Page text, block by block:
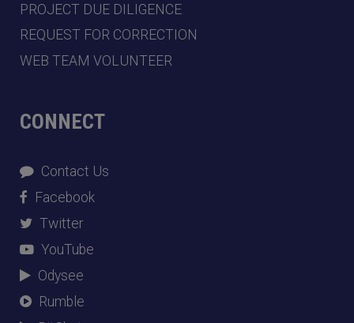
PROJECT DUE DILIGENCE
REQUEST FOR CORRECTION
WEB TEAM VOLUNTEER
CONNECT
Contact Us
Facebook
Twitter
YouTube
Odysee
Rumble